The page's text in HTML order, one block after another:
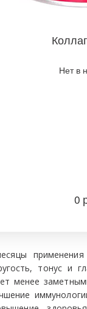
Нет в
0
применения
тонус и
менее